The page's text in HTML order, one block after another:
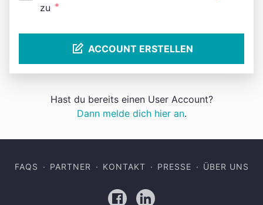
zu *
ACCOUNT ERSTELLEN
Hast du bereits einen User Account?
Dann melde dich hier an.
FAQS PARTNER KONTAKT PRESSE ÜBER UNS